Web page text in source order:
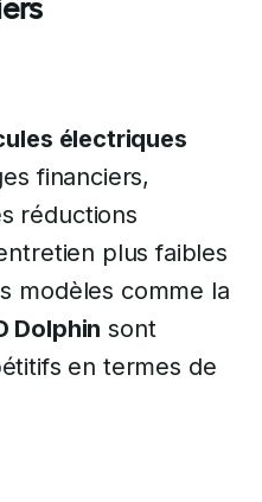
électriques
financiers,
réductions
plus faibles
modèles comme la
Dolphin sont
en termes de